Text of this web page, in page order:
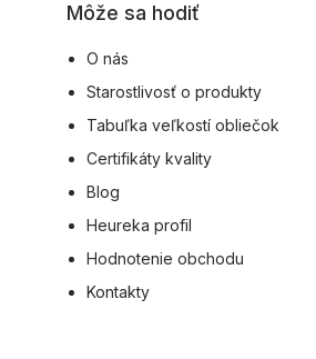
Môže sa hodiť
O nás
Starostlivosť o produkty
Tabuľka veľkostí obliečok
Certifikáty kvality
Blog
Heureka profil
Hodnotenie obchodu
Kontakty